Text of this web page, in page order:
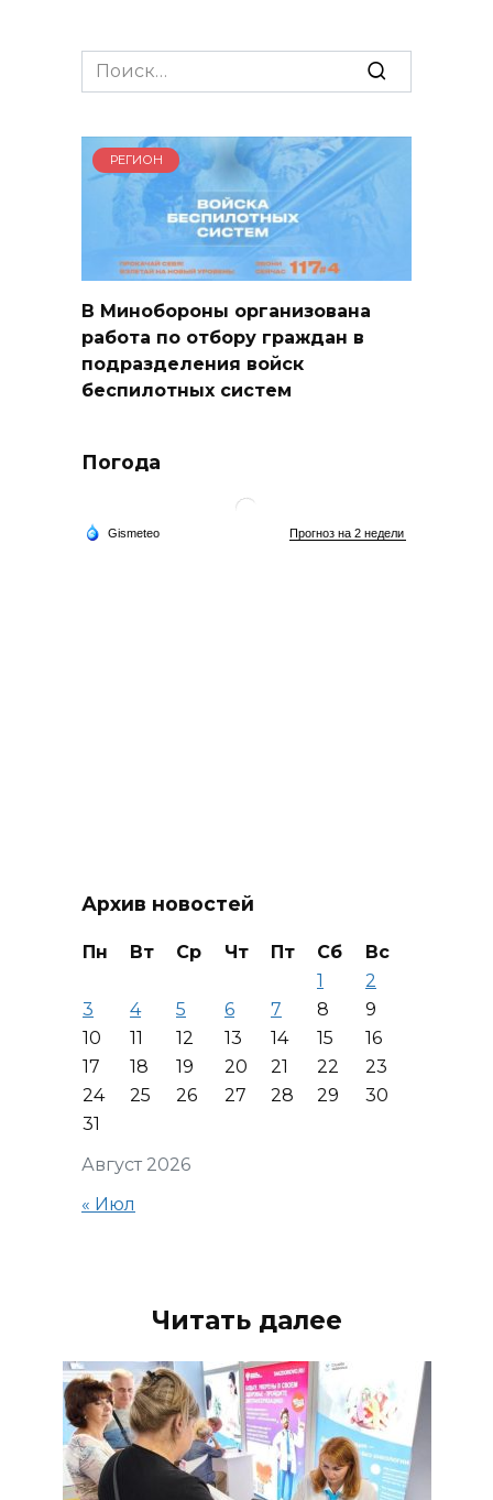
Search
for:
РЕГИОН
В Минобороны организована
работа по отбору граждан в
подразделения войск
беспилотных систем
Погода
Архив новостей
Август 2026
Пн Вт Ср Чт Пт Сб
Вс
1
2
3
4 5 6 7 8
9
10
11 12 13 14 15
16
17
18 19 20 21 22
23
24
25 26 27 28 29
30
31
« Июл
Читать далее